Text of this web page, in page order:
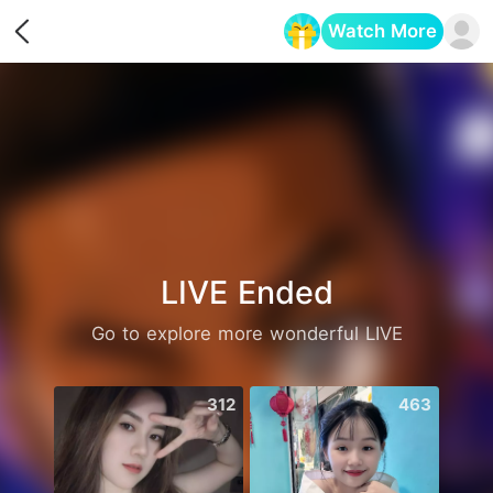
Watch More
LIVE Ended
Go to explore more wonderful LIVE
312 463